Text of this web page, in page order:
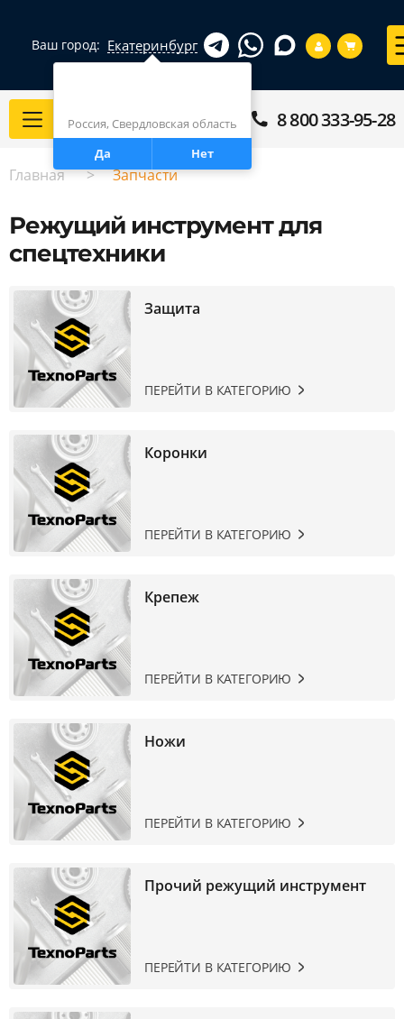
Ваш город: Екатеринбург
Россия, Свердловская область
Да
Нет
Каталог 8 800 333-95-28
Главная Запчасти
Режущий инструмент для
спецтехники
Защита
ПЕРЕЙТИ В КАТЕГОРИЮ
Коронки
ПЕРЕЙТИ В КАТЕГОРИЮ
Крепеж
ПЕРЕЙТИ В КАТЕГОРИЮ
Ножи
ПЕРЕЙТИ В КАТЕГОРИЮ
Прочий режущий инструмент
ПЕРЕЙТИ В КАТЕГОРИЮ